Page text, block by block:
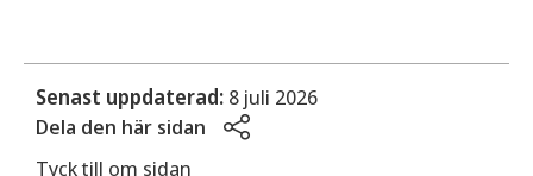
Senast uppdaterad: 8 juli 2026
Dela den här sidan
Tyck till om sidan